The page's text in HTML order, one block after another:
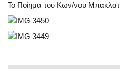
Το Ποίημα του Κων/νου